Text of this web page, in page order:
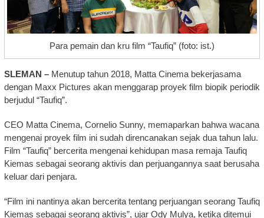
Para pemain dan kru film “Taufiq” (foto: ist.)
SLEMAN – Menutup tahun 2018, Matta Cinema bekerjasama
dengan Maxx Pictures akan menggarap proyek film biopik periodik
berjudul “Taufiq”.
CEO Matta Cinema, Cornelio Sunny, memaparkan bahwa wacana
mengenai proyek film ini sudah direncanakan sejak dua tahun lalu.
Film “Taufiq” bercerita mengenai kehidupan masa remaja Taufiq
Kiemas sebagai seorang aktivis dan perjuangannya saat berusaha
keluar dari penjara.
“Film ini nantinya akan bercerita tentang perjuangan seorang Taufiq
Kiemas sebagai seorang aktivis”, ujar Ody Mulya, ketika ditemui